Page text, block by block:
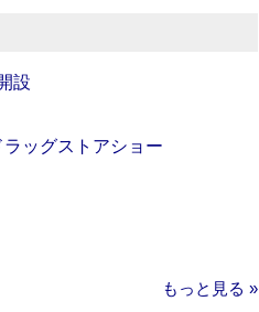
設
ラッグストアショー
もっと見る »